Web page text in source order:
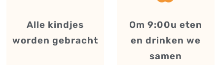
Alle kindjes
worden gebracht
Om 9:00u eten
en drinken we
samen